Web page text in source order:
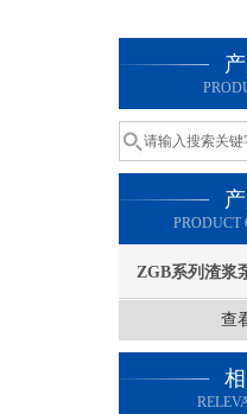
PRODUCT
ZGB系列渣浆
查